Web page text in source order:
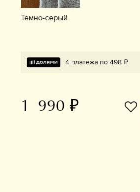
Темно-серый
4 платежа по 498 ₽
1 990 ₽